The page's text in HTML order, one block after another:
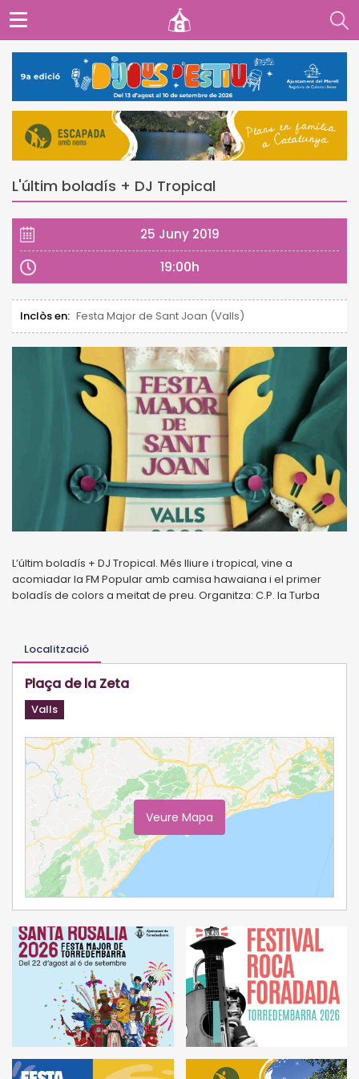
L'últim boladís + DJ Tropical
25 Juny 2019
19:00h
Inclòs en: Festa Major de Sant Joan (Valls)
L’últim boladís + DJ Tropical. Més lliure i tropical, vine a
acomiadar la FM Popular amb camisa hawaiana i el primer
boladís de colors a meitat de preu. Organitza: C.P. la Turba
Localització
Plaça de la Zeta
Valls
Veure Mapa